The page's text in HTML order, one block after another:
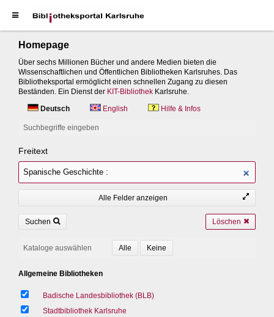
Homepage
Über sechs Millionen Bücher und andere Medien bieten die
Wissenschaftlichen und Öffentlichen Bibliotheken Karlsruhes. Das
Bibliotheksportal ermöglicht einen schnellen Zugang zu diesen
Beständen. Ein Dienst der KIT-Bibliothek Karlsruhe.
Deutsch
English Hilfe & Infos
Suchbegriffe eingeben
Freitext
Alle Felder anzeigen
Suchen Löschen
Kataloge auswählen
Allgemeine Bibliotheken
Badische Landesbibliothek (BLB)
Stadtbibliothek Karlsruhe